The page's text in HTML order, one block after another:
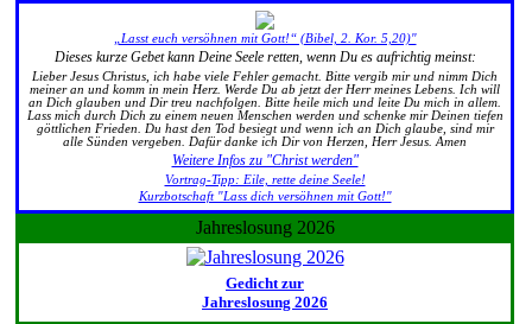
„Lasst euch versöhnen mit Gott!“ (Bibel, 2. Kor. 5,20)"
Dieses kurze Gebet kann Deine Seele retten, wenn Du es aufrichtig meinst:
Lieber Jesus Christus, ich habe viele Fehler gemacht. Bitte vergib mir und nimm Dich
meiner an und komm in mein Herz. Werde Du ab jetzt der Herr meines Lebens. Ich will
an Dich glauben und Dir treu nachfolgen. Bitte heile mich und leite Du mich in allem.
Lass mich durch Dich zu einem neuen Menschen werden und schenke mir Deinen tiefen
göttlichen Frieden. Du hast den Tod besiegt und wenn ich an Dich glaube, sind mir
alle Sünden vergeben. Dafür danke ich Dir von Herzen, Herr Jesus. Amen
Weitere Infos zu "Christ werden"
Vortrag-Tipp: Eile, rette deine Seele!
Kurzbotschaft "Lass dich versöhnen mit Gott!"
Jahreslosung 2026
Gedicht zur
Jahreslosung 2026